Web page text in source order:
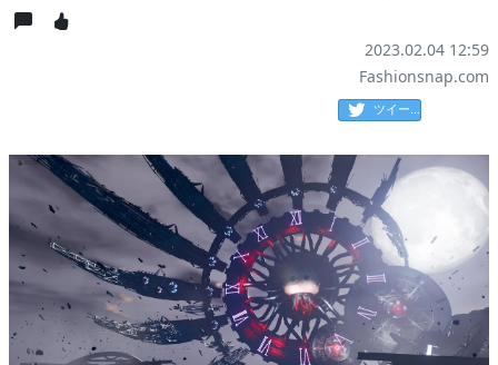
2023.02.04 12:59
Fashionsnap.com
ツイート